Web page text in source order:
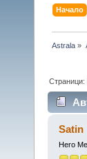
Начало
Astrala »
Страници:
Satin
Hero